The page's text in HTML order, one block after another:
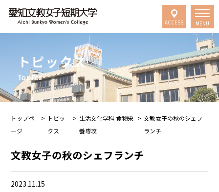
ACCESS
トピックス
Topics
MENU
トップペ
ージ
> トピッ
クス
> 生活文化学科 食物栄
養専攻
> 文教女子の秋のシェフ
ランチ
文教女子の秋のシェフランチ
2023.11.15